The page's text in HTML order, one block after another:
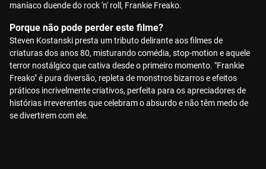
maníaco duende do rock 'n' roll, Frankie Freako.
Porque não pode perder este filme?
Steven Kostanski presta um tributo delirante aos filmes de
criaturas dos anos 80, misturando comédia, stop-motion e aquele
terror nostálgico que cativa desde o primeiro momento. "Frankie
Freako" é pura diversão, repleta de monstros bizarros e efeitos
práticos incrivelmente criativos, perfeita para os apreciadores de
histórias irreverentes que celebram o absurdo e não têm medo de
se divertirem com ele.